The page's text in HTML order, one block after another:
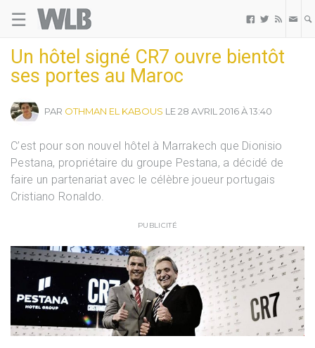
☰   
Un hôtel signé CR7 ouvre bientôt
ses portes au Maroc
PAR OTHMAN EL KABOUS LE 28 AVRIL 2016 À 13:40
C’est pour son nouvel hôtel à Marrakech que Dionisio
Pestana, propriétaire du groupe Pestana, a décidé de
faire un partenariat avec le célèbre joueur portugais
Cristiano Ronaldo.
PUBLICITÉ